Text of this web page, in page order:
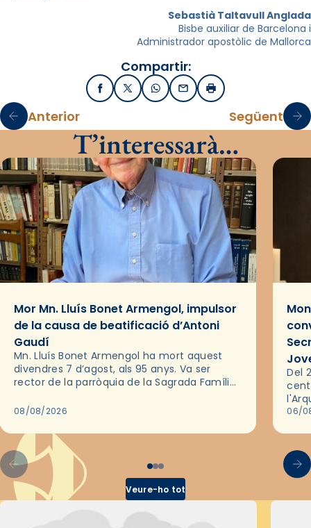
Sebastià Taltavull Anglada
Bisbe auxiliar de Barcelona i
Administrador apostòlic de Mallorca
Compartir:
FacebookX / TwitterWhatsApp
EmailImprimir
Anterior Següent
T’interessarà…
Mor Mn. Lluís Bonet Armengol, impulsor
de la causa de beatificació d’Antoni
Gaudí
Mn. Lluís Bonet Armengol ha mort aquest
divendres 7 d’agost, als 95 anys. Va ser
rector de la parròquia de la Sagrada Família
2018,…
08/08/2026
Del
les
06/
Veure-ho tot